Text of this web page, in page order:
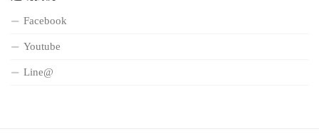
Facebook
Youtube
Line@